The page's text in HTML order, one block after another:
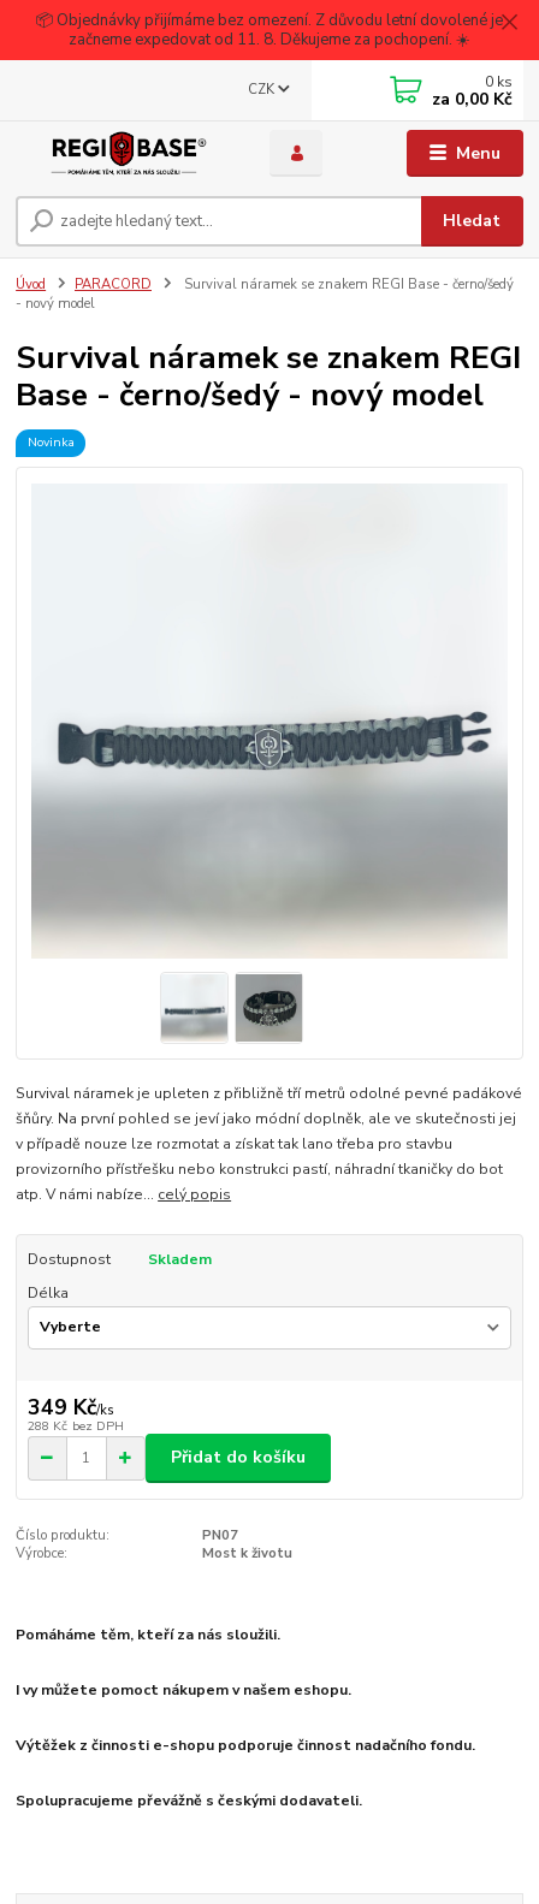
📦 Objednávky přijímáme bez omezení. Z důvodu letní dovolené je
začneme expedovat od 11. 8. Děkujeme za pochopení. ☀️
Menu
CZK
Hledat
0 ks
za 0,00 Kč
Úvod PARACORD
Survival náramek se znakem REGI Base - černo/šedý
- nový model
Survival náramek se znakem REGI
Base - černo/šedý - nový model
Novinka
Survival náramek je upleten z přibližně tří metrů odolné pevné padákové
šňůry. Na první pohled se jeví jako módní doplněk, ale ve skutečnosti jej
v případě nouze lze rozmotat a získat tak lano třeba pro stavbu
provizorního přístřešku nebo konstrukci pastí, náhradní tkaničky do bot
atp. V námi nabíze... celý popis
Dostupnost
Skladem
Délka
349 Kč/ks
288 Kč bez DPH
Přidat do košíku
Číslo produktu:
PN07
Výrobce:
Most k životu
Pomáháme těm, kteří za nás sloužili.
I vy můžete pomoct nákupem v našem eshopu.
Výtěžek z činnosti e-shopu podporuje činnost nadačního fondu.
Spolupracujeme převážně s českými dodavateli.